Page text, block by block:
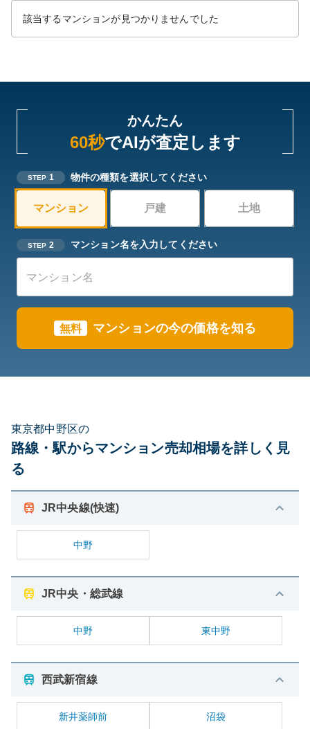
該当するマンションが見つかりませんでした
かんたん
60秒でAIが査定します
STEP 1 物件の種類を選択してください
マンション 戸建 土地
STEP 2 マンション名を入力してください
無料 マンションの今の価格を知る
東京都中野区の
路線・駅からマンション売却相場を詳しく見
る
JR中央線(快速)
中野
JR中央・総武線
中野 東中野
西武新宿線
新井薬師前 沼袋